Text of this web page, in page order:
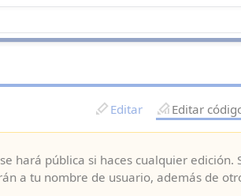
Editar Editar
hará pública si haces cualquier edición.
a tu nombre de usuario, además de